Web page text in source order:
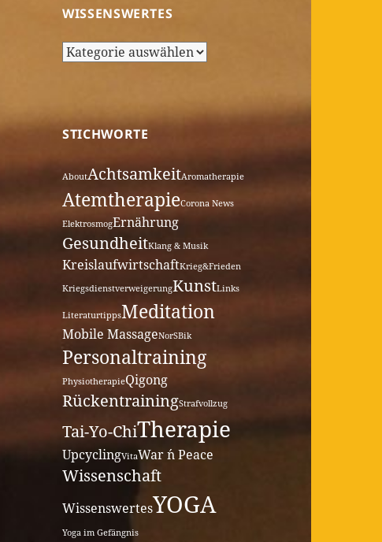
WISSENSWERTES
Wissenswertes
STICHWORTE
AboutAchtsamkeitAromatherapie
AtemtherapieCorona News
ElektrosmogErnährung
GesundheitKlang & Musik
KreislaufwirtschaftKrieg&Frieden
KriegsdienstverweigerungKunstLinks
LiteraturtippsMeditation
Mobile MassageNorSBik
Personaltraining
PhysiotherapieQigong
RückentrainingStrafvollzug
Tai-Yo-ChiTherapie
UpcyclingVitaWar ´n Peace
Wissenschaft
WissenswertesYOGA
Yoga im Gefängnis